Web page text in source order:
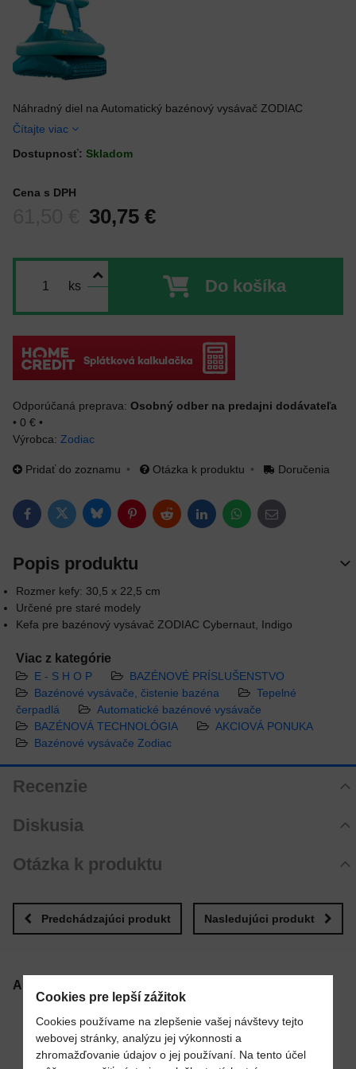
Náhradný diel na Automatický bazénový vysávač ZODIAC
Čítajte viac
Dostupnosť: Skladom
Cena s DPH
30,75 €
Pred zľavou:
ks Do košíka
Osobný odber na predajni dodávateľa
• 0 € •
Výrobca: Zodiac
Pridať do zoznamu Otázka k produktu Doručenia
FacebookTwitterBlueskyPinterestRedditLinkedInWhatsApp
E-mail
Popis produktu
Rozmer kefy: 30,5 x 22,5 cm
Určené pre staré modely
Kefa pre bazénový vysávač ZODIAC Cybernaut, Indigo
Viac z kategórie
E - S H O P
BAZÉNOVÉ PRÍSLUŠENSTVO
Bazénové vysávače, čistenie bazéna
Tepelné
čerpadlá
Automatické bazénové vysávače
BAZÉNOVÁ TECHNOLÓGIA
AKCIOVÁ PONUKA
Bazénové vysávače Zodiac
Recenzie
Zatiaľ bez hodnotenia. Buďte prvý!
Pridať recenziu
Diskusia
Zatiaľ nie sú žiadne komentáre! Buďte prvý!
Nový komentár
Otázka k produktu
MENO
VÁŠ E-MAIL
VAŠA OTÁZKA K PRODUKTU
Predchádzajúci produkt Nasledujúci produkt
Alternatívne produkty
Cookies pre lepší zážitok
Cookies používame na zlepšenie vašej návštevy tejto
webovej stránky, analýzu jej výkonnosti a
zhromažďovanie údajov o jej používaní. Na tento účel